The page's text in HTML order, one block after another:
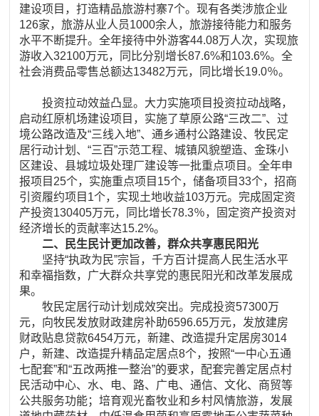
建设项目，打造精品旅游村寨7个。现有各类涉旅企业
126家，旅游从业人员1000余人，旅游接待能力和服务
水平不断提升。全年接待中外游客44.08万人次，实现旅
游收入32100万元，同比分别增长87.6%和103.6%。全
社会消费品零售总额达13482万元，同比增长19.0％。
投资拉动效益凸显。大力实施项目投资拉动战略，
启动红原机场建设项目，实施了草原公路“三改二”、过
境公路改造及“三线入地”、通乡通村公路建设、牧民定
居行动计划、“三百”示范工程、城镇风貌塑造、金珠小
区建设、县城垃圾处理厂建设等一批重点项目。全年申
报项目25个，实施重点项目15个，储备项目33个，招商
引资履约项目1个，实现土地收益103万元。完成固定资
产投资130405万元，同比增长78.3％，固定资产投资对
经济增长的贡献率达15.2%。
二、民生民计更加改善，群众共享惠民阳光
坚持“执政为民”宗旨，千方百计提高人民生活水平
和幸福指数，广大群众共享党的惠民阳光和改革发展成
果。
牧民定居行动计划成效突出。完成投资57300万
元，向牧民发放财政建房补助6596.65万元，发放建房
财政贴息贷款6454万元，新建、改造提升定居房3014
户，新建、改造提升精品定居点8个，按照“一中心五通
七配套”和“五改两推一整治”的要求，配套完善定居点村
民活动中心、水、电、路、广电、通信、文化、商贸等
公共服务功能；培育观光畜牧业和乡村风情旅游，发展